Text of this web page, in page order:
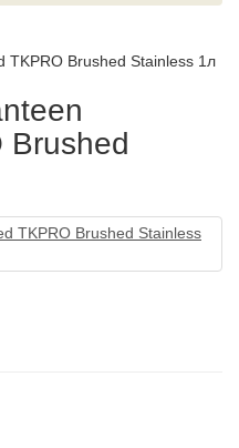
TKPRO Brushed Stainless 1л
Brushed